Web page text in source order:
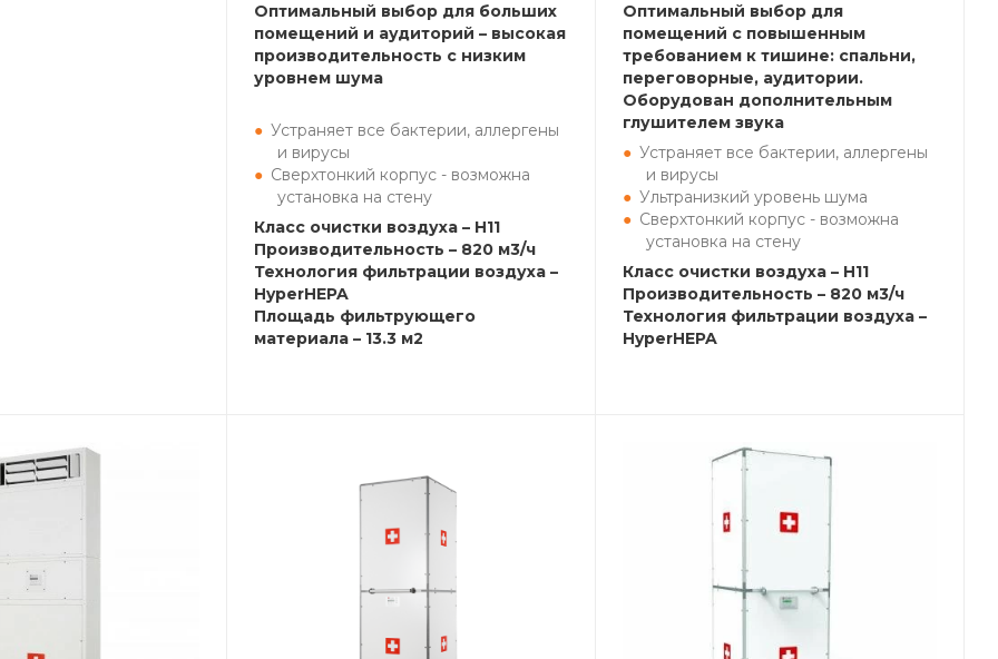
Оптимальный выбор для больших
помещений и аудиторий – высокая
производительность с низким
уровнем шума
Устраняет все бактерии, аллергены
и вирусы
Сверхтонкий корпус - возможна
установка на стену
Класс очистки воздуха – H11
Производительность – 820 м3/ч
Технология фильтрации воздуха –
HyperHEPA
Площадь фильтрующего
материала – 13.3 м2
Оптимальный выбор для
помещений с повышенным
требованием к тишине: спальни,
переговорные, аудитории.
Оборудован дополнительным
глушителем звука
Устраняет все бактерии, аллергены
и вирусы
Ультранизкий уровень шума
Сверхтонкий корпус - возможна
установка на стену
Класс очистки воздуха – H11
Производительность – 820 м3/ч
Технология фильтрации воздуха –
HyperHEPA